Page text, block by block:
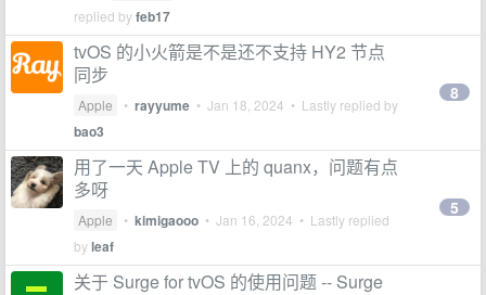
replied byfeb17
tvOS 的小火箭是不是还不支持 HY2 节点
同步
Apple • rayyume • Jan 18, 2024 • Lastly replied by
bao3
8
用了一天 Apple TV 上的 quanx，问题有点
多呀
Apple • kimigaooo • Jan 16, 2024 • Lastly replied
byleaf
5
关于 Surge for tvOS 的使用问题 -- Surge